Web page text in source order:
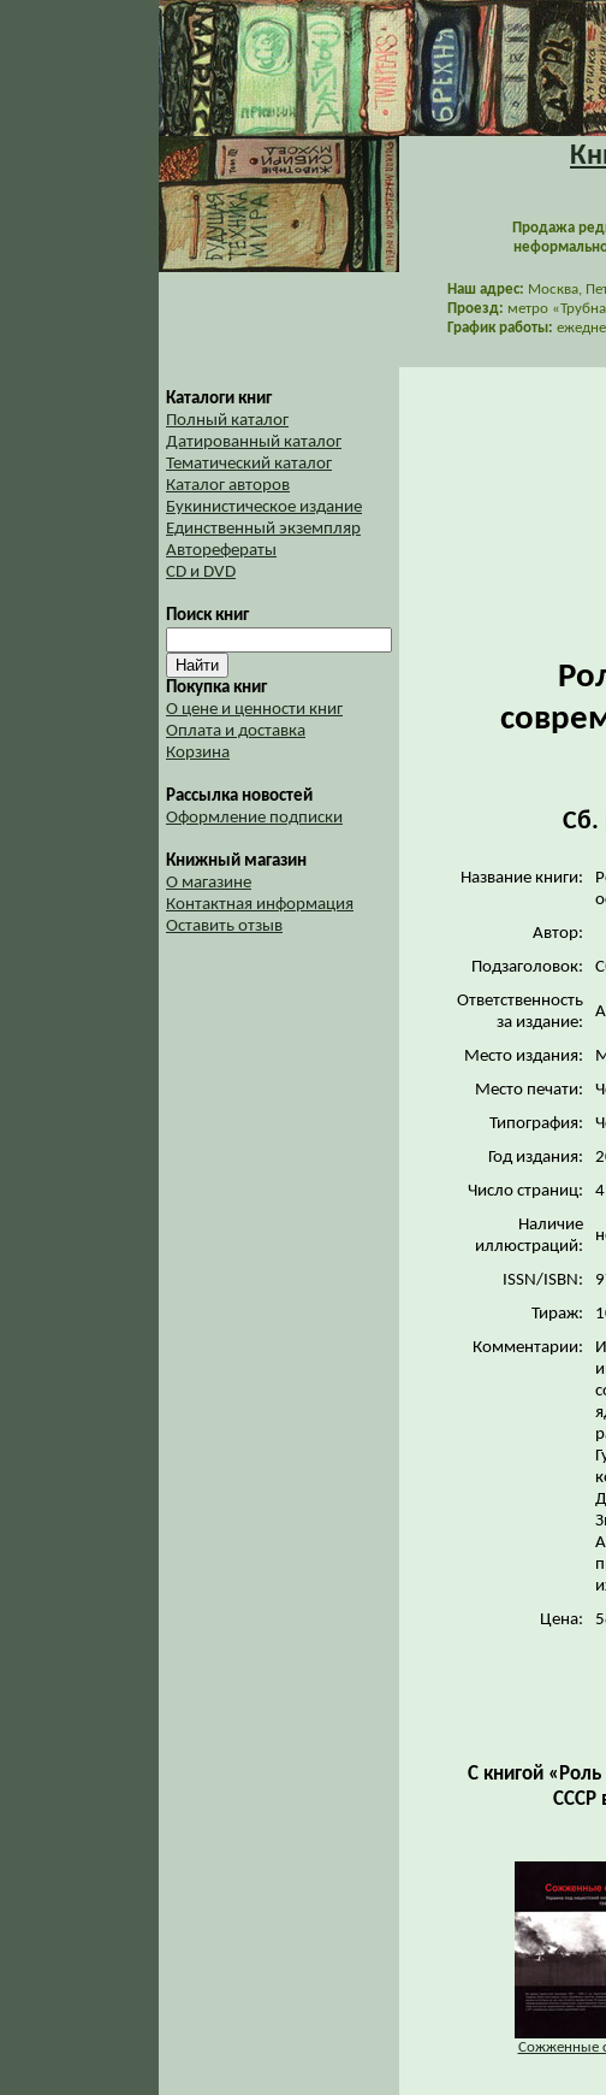
Продажа
Наш адрес: Москва,
Проезд: метро
График работы:
Каталоги книг
Полный каталог
Датированный каталог
Тематический каталог
Каталог авторов
Букинистическое издание
Единственный экземпляр
Авторефераты
CD и DVD
Поиск книг
Покупка книг
О цене и ценности книг
Оплата и доставка
Корзина
Рассылка новостей
Оформление подписки
Книжный магазин
О магазине
Контактная информация
Оставить отзыв
Сб.
Название книги:
Автор:
Подзаголовок:
Ответственность
за издание:
Место издания:
Место печати:
Типография:
Год издания:
Число страниц:
Наличие
иллюстраций:
ISSN/ISBN:
Тираж:
Комментарии:
Цена:
С книгой
СССР
Сожженные